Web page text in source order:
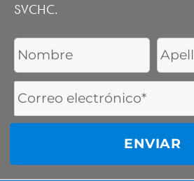
SVCHC.
First
Name
Last
Name
Email
Address